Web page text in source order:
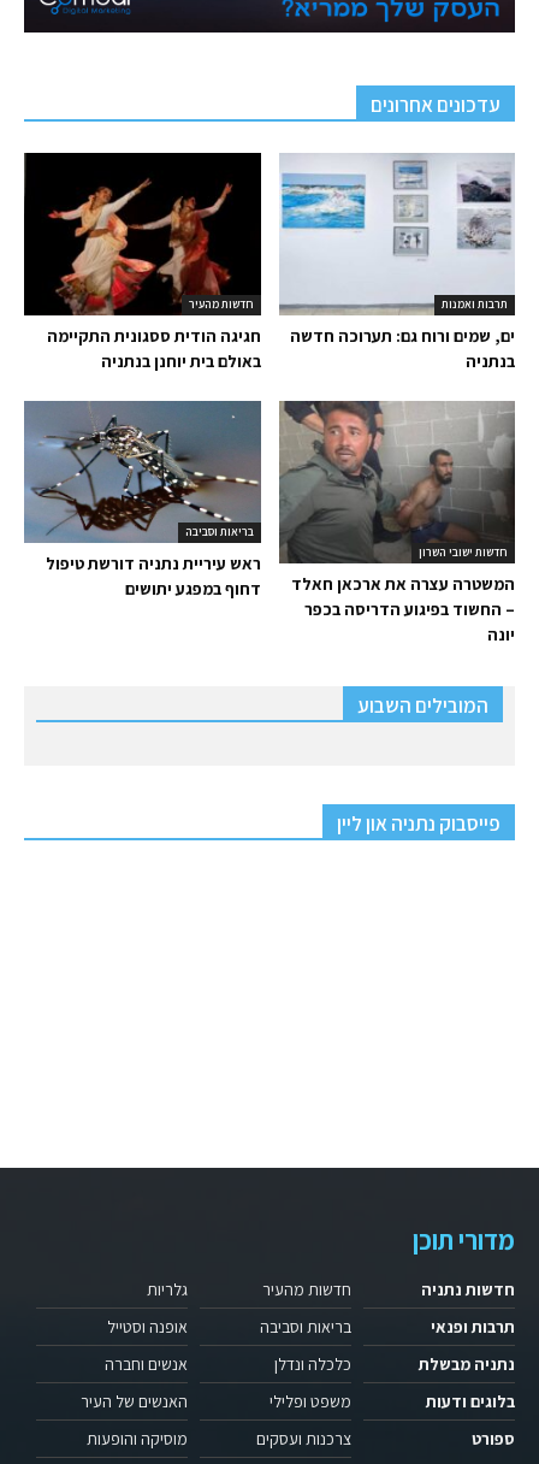
עדכונים אחרונים
חדשות מהעיר
חגיגה הודית ססגונית התקיימה
באולם בית יוחנן בנתניה
תרבות ואמנות
ים, שמים ורוח גם: תערוכה חדשה
בנתניה
בריאות וסביבה
ראש עיריית נתניה דורשת טיפול
דחוף במפגע יתושים
חדשות ישובי השרון
המשטרה עצרה את ארכאן חאלד
– החשוד בפיגוע הדריסה בכפר
יונה
המובילים השבוע
פייסבוק נתניה און ליין
מדורי תוכן
חדשות נתניה
תרבות ופנאי
נתניה מבשלת
בלוגים ודעות
ספורט
חדשות מהעיר
בריאות וסביבה
כלכלה ונדלן
משפט ופלילי
צרכנות ועסקים
גלריות
אופנה וסטייל
אנשים וחברה
האנשים של העיר
מוסיקה והופעות